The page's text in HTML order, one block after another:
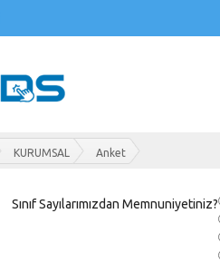
KURUMSAL Anket
Sınıf Sayılarımızdan Memnuniyetiniz?